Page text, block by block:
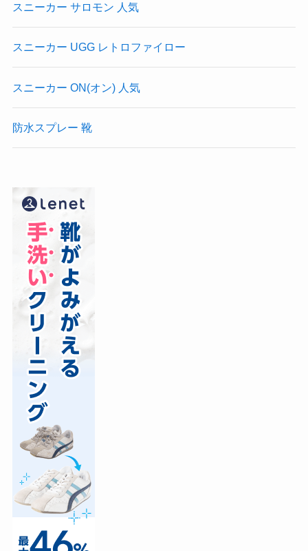
スニーカー サロモン 人気
スニーカー UGG レトロファイロー
スニーカー ON(オン) 人気
防水スプレー 靴